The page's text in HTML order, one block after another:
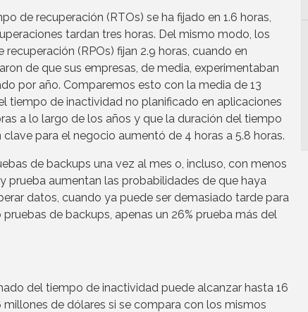
de recuperación (RTOs) se ha fijado en 1.6 horas,
tardan tres horas. Del mismo modo, los
(RPOs) fijan 2.9 horas, cuando en
de que sus empresas, de media, experimentaban
por año. Comparemos esto con la media de 13
tiempo de inactividad no planificado en aplicaciones
a lo largo de los años y que la duración del tiempo
para el negocio aumentó de 4 horas a 5.8 horas.
de backups una vez al mes o, incluso, con menos
prueba aumentan las probabilidades de que haya
datos, cuando ya puede ser demasiado tarde para
de backups, apenas un 26% prueba más del
del tiempo de inactividad puede alcanzar hasta 16
de dólares si se compara con los mismos